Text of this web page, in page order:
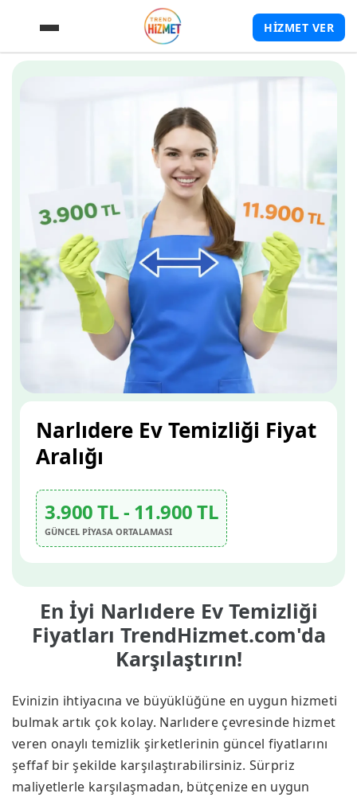
HİZMET VER
En İyi Narlıdere Ev Temizliği
Fiyatları TrendHizmet.com'da
Karşılaştırın!
Evinizin ihtiyacına ve büyüklüğüne en uygun hizmeti
bulmak artık çok kolay. Narlıdere çevresinde hizmet
veren onaylı temizlik şirketlerinin güncel fiyatlarını
şeffaf bir şekilde karşılaştırabilirsiniz. Sürpriz
maliyetlerle karşılaşmadan, bütçenize en uygun
Narlıdere Ev Temizliği Fiyat
Aralığı
3.900 TL - 11.900 TL
GÜNCEL PİYASA ORTALAMASI